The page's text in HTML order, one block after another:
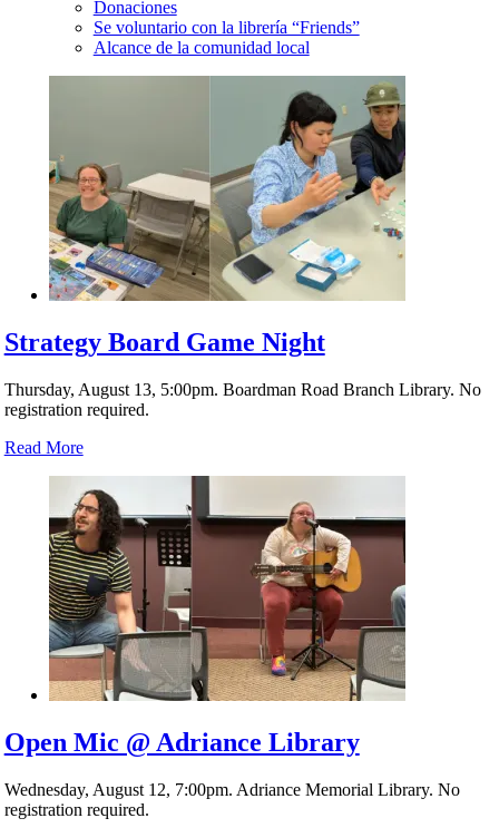
Donaciones
Se voluntario con la librería “Friends”
Alcance de la comunidad local
Strategy Board Game Night
Thursday, August 13, 5:00pm. Boardman Road Branch Library. No
registration required.
Read More
Open Mic @ Adriance Library
Wednesday, August 12, 7:00pm. Adriance Memorial Library. No
registration required.